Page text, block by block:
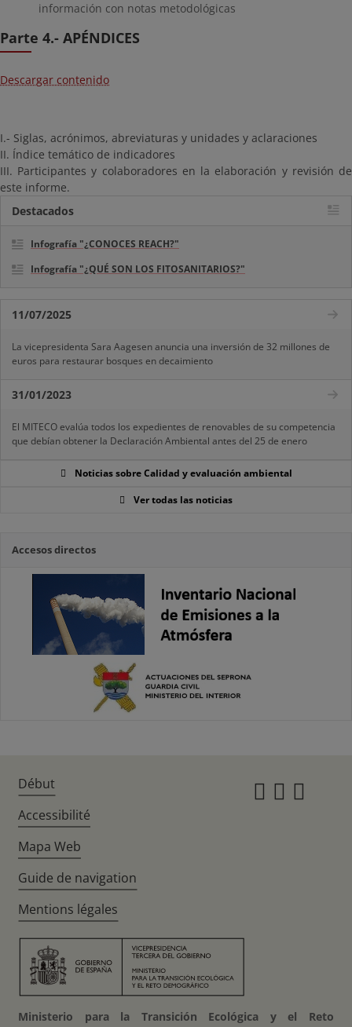
información con notas metodológicas
Parte 4.- APÉNDICES
Descargar contenido
I.- Siglas, acrónimos, abreviaturas y unidades y aclaraciones
II. Índice temático de indicadores
III. Participantes y colaboradores en la elaboración y revisión de
este informe.
Destacados
Infografía "¿CONOCES REACH?"
Infografía "¿QUÉ SON LOS FITOSANITARIOS?"
11/07/2025
La vicepresidenta Sara Aagesen anuncia una inversión de 32 millones de
euros para restaurar bosques en decaimiento
31/01/2023
El MITECO evalúa todos los expedientes de renovables de su competencia
que debían obtener la Declaración Ambiental antes del 25 de enero
Noticias sobre Calidad y evaluación ambiental
Ver todas las noticias
Accesos directos
Début
Accessibilité
Mapa Web
Guide de navigation
Mentions légales
Ministerio para la Transición Ecológica y el Reto